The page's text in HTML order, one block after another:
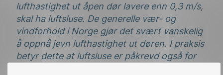
lufthastighet ut åpen dør lavere enn 0,3 m/s,
skal ha luftsluse. De generelle vær- og
vindforhold i Norge gjør det svært vanskelig
å oppnå jevn lufthastighet ut døren. I praksis
betyr dette at luftsluse er påkrevd også for